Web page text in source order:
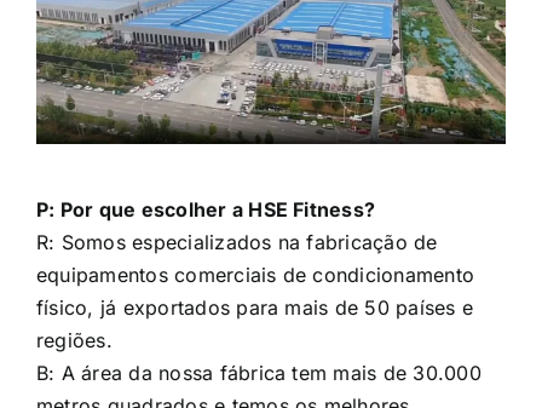
P: Por que escolher a HSE Fitness?
R: Somos especializados na fabricação de
equipamentos comerciais de condicionamento
físico, já exportados para mais de 50 países e
regiões.
B: A área da nossa fábrica tem mais de 30.000